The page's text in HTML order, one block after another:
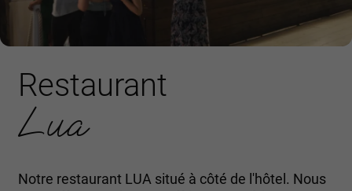
Restaurant
Lua
Notre restaurant LUA situé à côté de l'hôtel. Nous